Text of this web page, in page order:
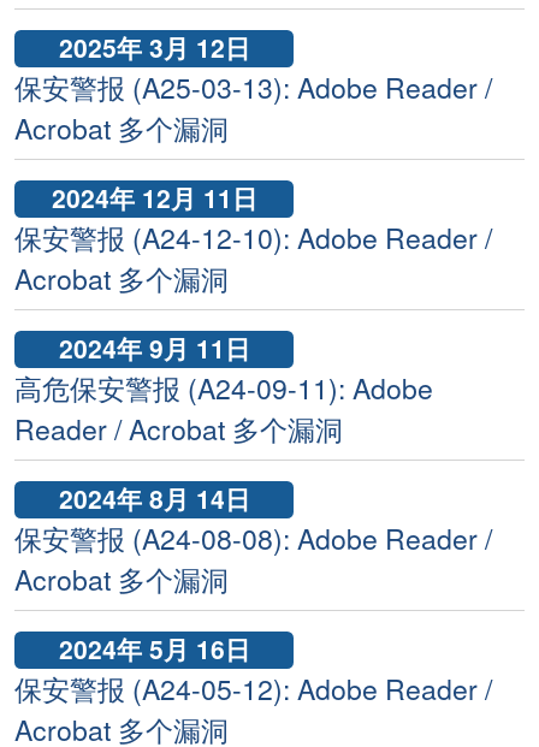
2025年 3月 12日
保安警报 (A25-03-13): Adobe Reader /
Acrobat 多个漏洞
2024年 12月 11日
保安警报 (A24-12-10): Adobe Reader /
Acrobat 多个漏洞
2024年 9月 11日
高危保安警报 (A24-09-11): Adobe
Reader / Acrobat 多个漏洞
2024年 8月 14日
保安警报 (A24-08-08): Adobe Reader /
Acrobat 多个漏洞
2024年 5月 16日
保安警报 (A24-05-12): Adobe Reader /
Acrobat 多个漏洞